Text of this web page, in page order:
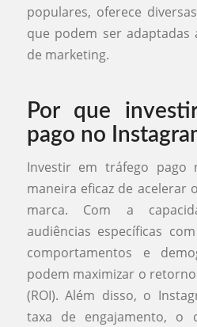
populares, oferece
que podem ser adaptadas
de marketing.
Por que
pago no
Investir em tráfego pago
maneira eficaz de acelerar
marca. Com a
audiências específicas
comportamentos e
podem maximizar o
(ROI). Além disso, o
taxa de engajamento, o